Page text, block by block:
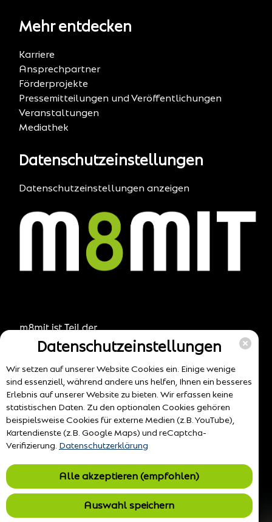
Mehr entdecken
Karriere
Ansprechpartner
Förderprojekte
Pressemitteilungen und Veröffentlichungen
Veranstaltungen
Mediathek
Datenschutzeinstellungen
Datenschutzeinstellungen anzeigen
Datenschutzeinstellungen
Wir setzen auf unserer Website Cookies ein. Einige wenige
sind essenziell, während andere uns helfen, Ihnen ein besseres
Erlebnis auf unserer Website zu bieten. Wir erfassen keine
statistischen Daten. Zu den optionalen Cookies gehören
beispielsweise Cookies für externe Medien (z.B. YouTube),
Kartendienste (z.B. Google Maps) und reCaptcha-
Verifizierung. Datenschutzerklärung
Alle akzeptieren (empfohlen)
Auswahl speichern